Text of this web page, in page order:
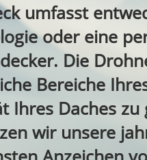
umfasst
oder eine
Die
Bereiche
Ihres Daches
wir unsere